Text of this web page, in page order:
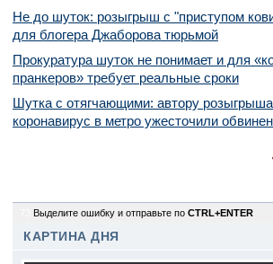
Не до шуток: розыгрыш с "приступом
для блогера Джаборова тюрьмой
Прокуратура шуток не понимает и для
пранкеров» требует реальные сроки
Шутка с отягчающими: автору
коронавирус в метро ужесточили
Выделите ошибку и отправьте по CTRL+ENTER
КАРТИНА ДНЯ